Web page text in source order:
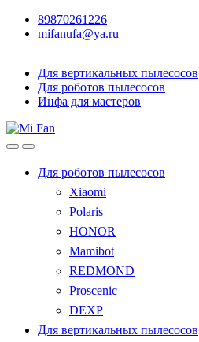
89870261226
mifanufa@ya.ru
Для вертикальных пылесосов
Для роботов пылесосов
Инфа для мастеров
Для роботов пылесосов
Xiaomi
Polaris
HONOR
Mamibot
REDMOND
Proscenic
DEXP
Для вертикальных пылесосов